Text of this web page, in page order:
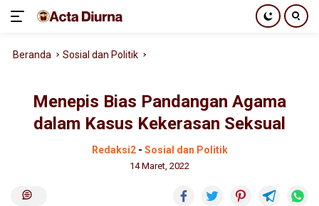
Beranda Sosial dan Politik
Menepis Bias Pandangan Agama
dalam Kasus Kekerasan Seksual
Redaksi2- Sosial dan Politik
14 Maret, 2022